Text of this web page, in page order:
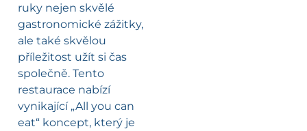
ruky nejen skvělé
gastronomické zážitky,
ale také skvělou
příležitost užít si čas
společně. Tento
restaurace nabízí
vynikající „All you can
eat“ koncept, který je